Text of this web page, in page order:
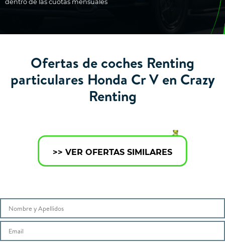
dentro de las cuotas mensuales
Ofertas de coches Renting
particulares Honda Cr V en Crazy
Renting
>> VER OFERTAS SIMILARES